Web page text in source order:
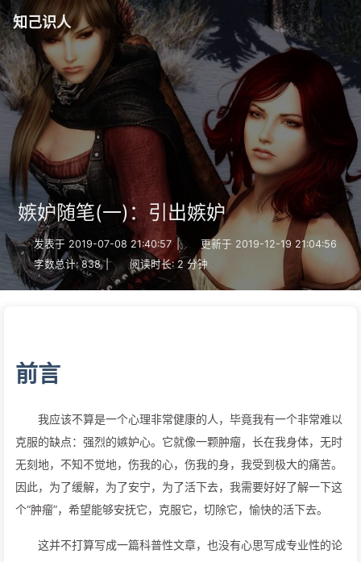
知己识人
嫉妒随笔(一)：引出嫉妒
发表于 2019-07-08 21:40:57 |
更新于 2019-12-19 21:04:56
字数总计: 838 | 阅读时长: 2 分钟
前言
我应该不算是一个心理非常健康的人，毕竟我有一个非常难以
克服的缺点：强烈的嫉妒心。它就像一颗肿瘤，长在我身体，无时
无刻地，不知不觉地，伤我的心，伤我的身，我受到极大的痛苦。
因此，为了缓解，为了安宁，为了活下去，我需要好好了解一下这
个“肿瘤”，希望能够安抚它，克服它，切除它，愉快的活下去。
这并不打算写成一篇科普性文章，也没有心思写成专业性的论